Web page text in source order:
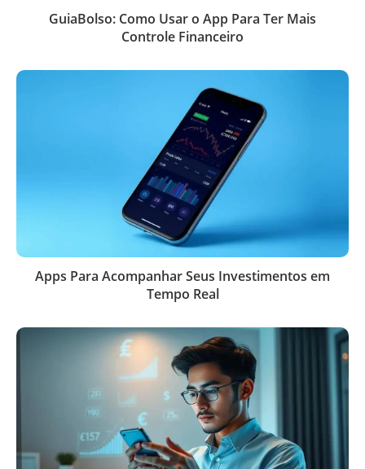
GuiaBolso: Como Usar o App Para Ter Mais
Controle Financeiro
Apps Para Acompanhar Seus Investimentos em
Tempo Real